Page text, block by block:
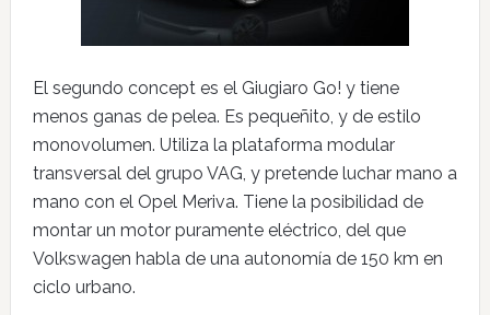
El segundo concept es el Giugiaro Go! y tiene
menos ganas de pelea. Es pequeñito, y de estilo
monovolumen. Utiliza la plataforma modular
transversal del grupo VAG, y pretende luchar mano a
mano con el Opel Meriva. Tiene la posibilidad de
montar un motor puramente eléctrico, del que
Volkswagen habla de una autonomía de 150 km en
ciclo urbano.